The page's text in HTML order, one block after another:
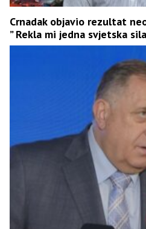
Crnadak objavio rezultat
” Rekla mi jedna svjetska